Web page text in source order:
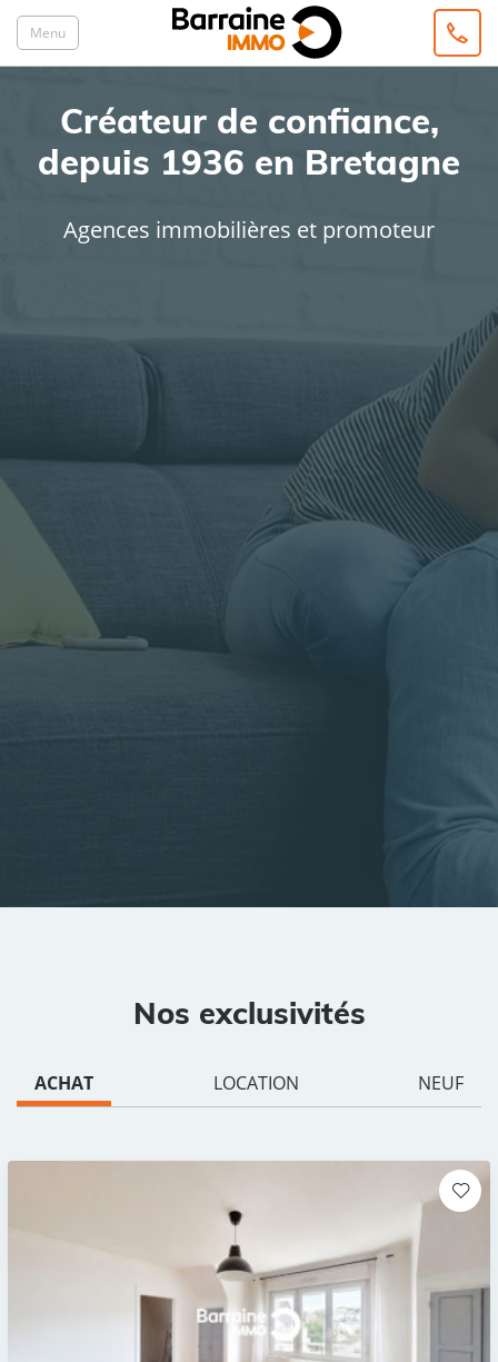
Menu
Créateur de confiance,
depuis 1936 en Bretagne
Agences immobilières et promoteur
Rayon
Nos exclusivités
ACHAT LOCATION NEUF